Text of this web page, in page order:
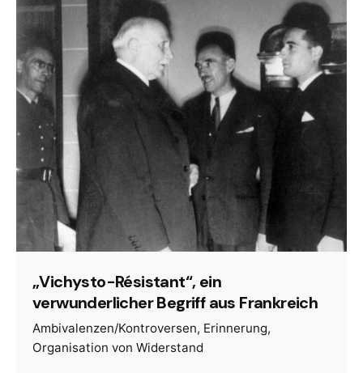
„Vichysto-Résistant“, ein
verwunderlicher Begriff aus Frankreich
Ambivalenzen/Kontroversen Erinnerung
Organisation von Widerstand